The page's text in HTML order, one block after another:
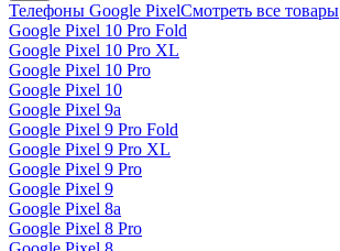
Телефоны Google PixelСмотреть все товары
Google Pixel 10 Pro Fold
Google Pixel 10 Pro XL
Google Pixel 10 Pro
Google Pixel 10
Google Pixel 9a
Google Pixel 9 Pro Fold
Google Pixel 9 Pro XL
Google Pixel 9 Pro
Google Pixel 9
Google Pixel 8a
Google Pixel 8 Pro